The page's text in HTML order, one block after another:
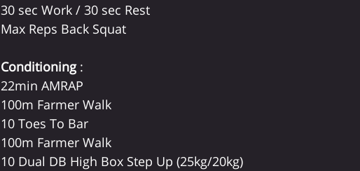
30 sec Work / 30 sec Rest
Max Reps Back Squat
Conditioning :
22min AMRAP
100m Farmer Walk
10 Toes To Bar
100m Farmer Walk
10 Dual DB High Box Step Up (25kg/20kg)